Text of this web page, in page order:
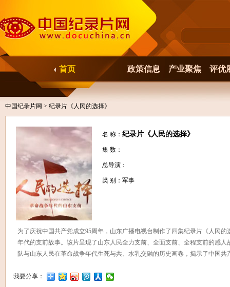
首页 政策信息 产业聚焦 评优
中国纪录片网 > 纪录片《人民的选择》
名 称： 纪录片《人民的选择》
集 数：
总导演：
类 别：军事
为了庆祝中国共产党成立95周年，山东广播电视台制作了四集纪录片《人民
年代的支前故事。该片呈现了山东人民全力支前、全面支前、全程支前的感人
队与山东人民在革命战争年代生死与共、水乳交融的历史画卷，揭示了中国
我要分享：